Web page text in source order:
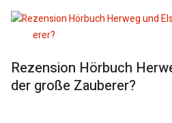
Rezension Hörbuch
der große Zauberer?